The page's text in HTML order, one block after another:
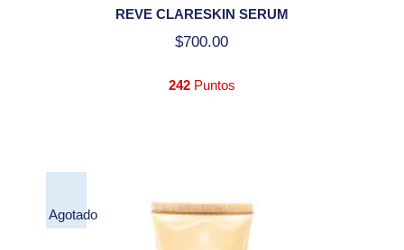
REVE CLARESKIN SERUM
$700.00
242Puntos
Agotado